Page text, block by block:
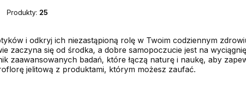
Produkty: 25
i odkryj ich niezastąpioną rolę w Twoim codziennym
zaczyna się od środka, a dobre samopoczucie jest na
zaawansowanych badań, które łączą naturę i naukę, aby
jelitową z produktami, którym możesz zaufać.